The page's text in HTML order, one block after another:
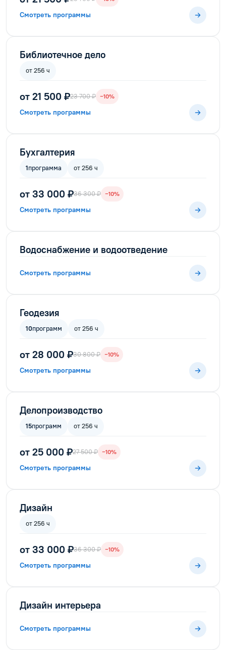
Смотреть программы
Библиотечное дело
от 256 ч
от 21 500 ₽23 700 ₽ −10%
Смотреть программы
Бухгалтерия
1программа от 256 ч
от 33 000 ₽36 300 ₽ −10%
Смотреть программы
Водоснабжение и водоотведение
Смотреть программы
Геодезия
10программ от 256 ч
от 28 000 ₽30 800 ₽ −10%
Смотреть программы
Делопроизводство
15программ от 256 ч
от 25 000 ₽27 500 ₽ −10%
Смотреть программы
Дизайн
от 256 ч
от 33 000 ₽36 300 ₽ −10%
Смотреть программы
Дизайн интерьера
Смотреть программы